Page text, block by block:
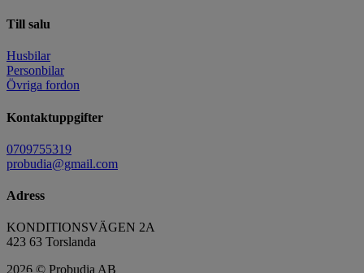
Till salu
Husbilar
Personbilar
Övriga fordon
Kontaktuppgifter
0709755319
probudia@gmail.com
Adress
KONDITIONSVÄGEN 2A
423 63 Torslanda
2026 © Probudia AB